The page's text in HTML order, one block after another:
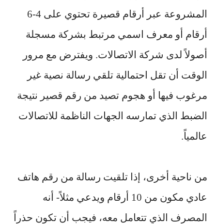
المشروعة عبر أرقام قصيرة تحتوي على 4-6
أرقام أو معرف اسمي مرتبط بشركة مسجلة
أصولاً لدى شركة الاتصالات. ويفترض مع مرور
الوقت أن تقل احتمالية تلقي رسالة نصية غير
مرغوب فيها أو هجوم تصيد من رقم قصير نتيجة
الضبط الذي تمارسه الجهات الناظمة للاتصالات
عالمياً.
من ناحية أخرى، إذا تلقيت رسالة من رقم هاتف
عادي مكون من 10 أرقام ويدعي مثلاً- أنه
المصرف الذي تتعامل معه، فيجب أن تكون حذراً